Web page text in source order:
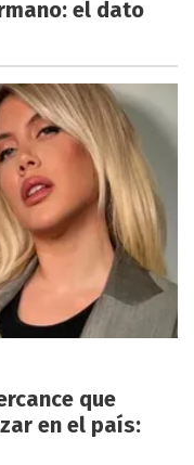
el dato
que
en el país: